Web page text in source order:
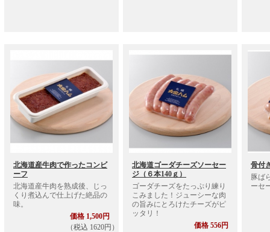
北海道産牛肉で作ったコンビ
ーフ
北海道産牛肉を熟成後、じっ
くり煮込んで仕上げた絶品の
味。
価格 1,500円
（税込 1620円）
北海道ゴーダチーズソーセー
ジ（６本140ｇ）
ゴーダチーズをたっぷり練り
こみました！ジューシーな肉
の旨みにとろけたチーズがピ
ッタリ！
価格 556円
骨付
豚ば
ーセ